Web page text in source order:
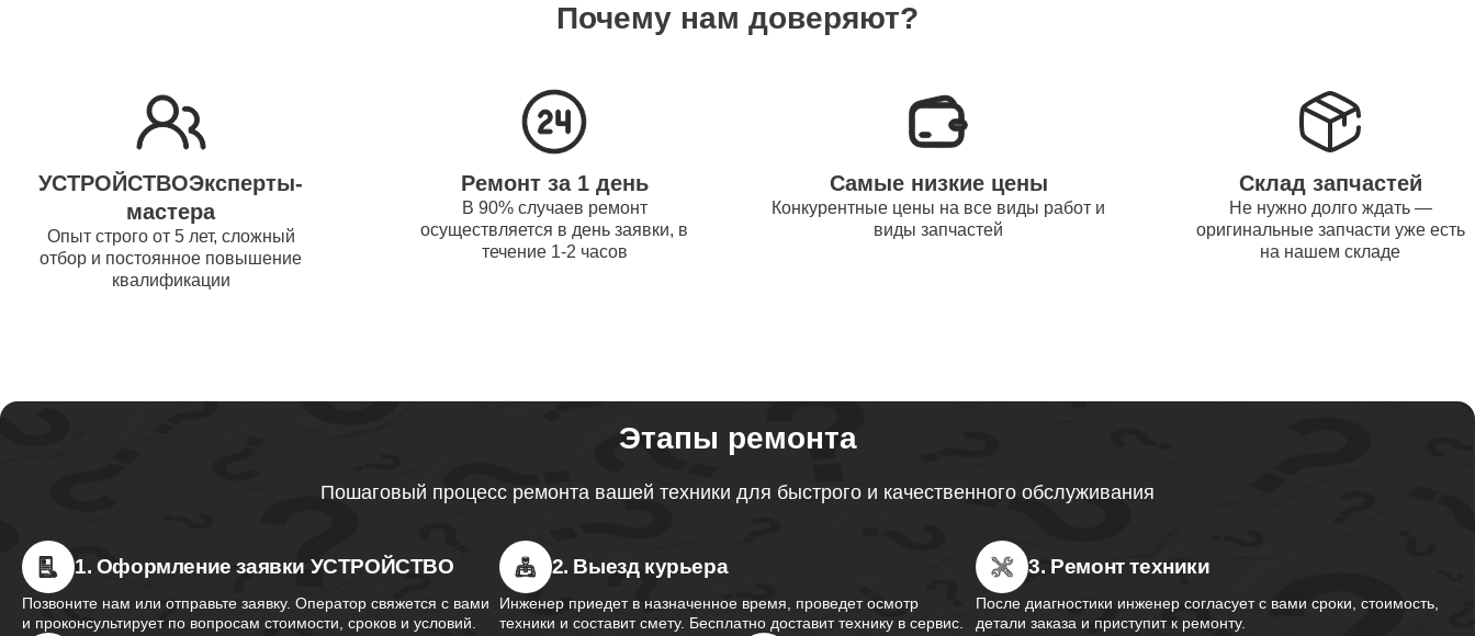
Ремонт системы охлаждения ноутбуков
Ремонт процессора ноутбуков Thunderobot 70
Ремонт оперативной памяти ноутбуков
Thunderobot
50
80 от 1595
Ремонт тачпада ноутбуков Thunderobot 100
Ремонт южного моста ноутбуков
Thunderobot
Почему нам доверяют?
УСТРОЙСТВОЭксперты-
мастера
Опыт строго от 5 лет, сложный
отбор и постоянное повышение
квалификации
Ремонт за 1 день
В 90% случаев ремонт
осуществляется в день заявки, в
течение 1-2 часов
Самые низкие цены
Конкурентные цены на все виды работ и
виды запчастей
Склад запчастей
Не нужно долго ждать —
оригинальные запчасти уже есть
на нашем складе
Этапы ремонта
Пошаговый процесс ремонта вашей техники для быстрого и качественного обслуживания
1. Оформление заявки УСТРОЙСТВО
Позвоните нам или отправьте заявку. Оператор свяжется с вами
и проконсультирует по вопросам стоимости, сроков и условий.
2. Выезд курьера
Инженер приедет в назначенное время, проведет осмотр
техники и составит смету. Бесплатно доставит технику в сервис.
3. Ремонт техники
После диагностики инженер согласует с вами сроки, стоимость,
детали заказа и приступит к ремонту.